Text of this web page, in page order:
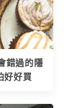
錯過的隱
好好買